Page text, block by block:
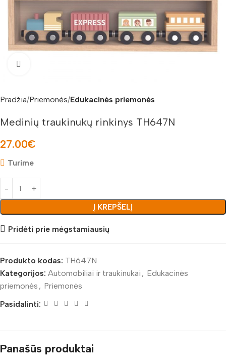
Pradžia Priemonės Edukacinės priemonės
Medinių traukinukų rinkinys TH647N
27.00€
Turime
Į KREPŠELĮ
Pridėti prie mėgstamiausių
Produkto kodas: TH647N
Kategorijos: Automobiliai ir traukinukai , Edukacinės
priemonės , Priemonės
Pasidalinti:
Panašūs produktai